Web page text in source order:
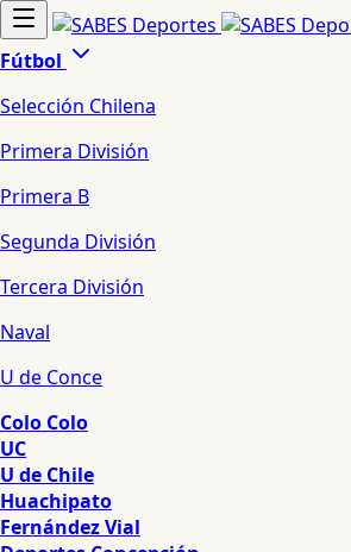
Fútbol
Selección Chilena
Primera División
Primera B
Segunda División
Tercera División
Naval
U de Conce
Colo Colo
UC
U de Chile
Huachipato
Fernández Vial